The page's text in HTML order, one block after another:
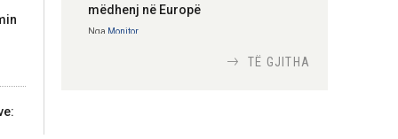
mëdhenj në Europë
Nga Monitor
TË GJITHA